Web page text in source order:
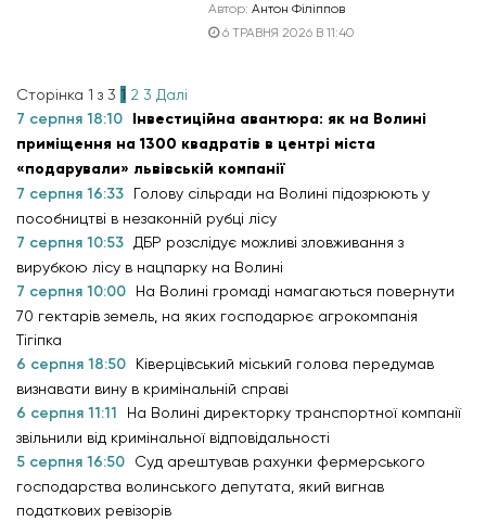
Автор: Антон Філіппов
6 ТРАВНЯ 2026 В 11:40
Сторінка 1 з 3 1 2 3 Далі
7 серпня 18:10 Інвестиційна авантюра: як на Волині
приміщення на 1300 квадратів в центрі міста
«подарували» львівській компанії
7 серпня 16:33
Голову сільради на Волині підозрюють у
пособництві в незаконній рубці лісу
7 серпня 10:53
ДБР розслідує можливі зловживання з
вирубкою лісу в нацпарку на Волині
7 серпня 10:00
На Волині громаді намагаються повернути
70 гектарів земель, на яких господарює агрокомпанія
Тігіпка
6 серпня 18:50
Ківерцівський міський голова передумав
визнавати вину в кримінальній справі
6 серпня 11:11
На Волині директорку транспортної компанії
звільнили від кримінальної відповідальності
5 серпня 16:50
Суд арештував рахунки фермерського
господарства волинського депутата, який вигнав
податкових ревізорів